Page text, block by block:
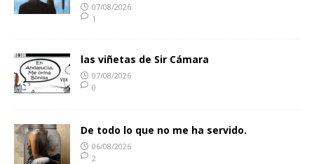
07/08/2026
1
las viñetas de Sir Cámara
07/08/2026
0
De todo lo que no me ha servido.
06/08/2026
2